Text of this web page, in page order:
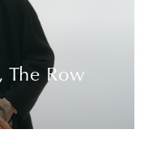
The Row